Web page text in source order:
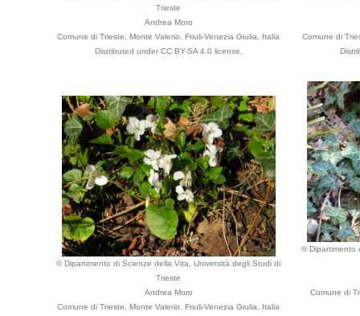
Trieste
Andrea Moro
Comune di Trieste, Monte Valerio, Friuli-Venezia Giulia, Italia
Distributed under CC BY-SA 4.0 license.
Comune di
© Dipartimento di Scienze della Vita, Università degli Studi di
Trieste
Andrea Moro
Comune di Trieste, Monte Valerio, Friuli-Venezia Giulia, Italia
© Dipartimento
Comune di